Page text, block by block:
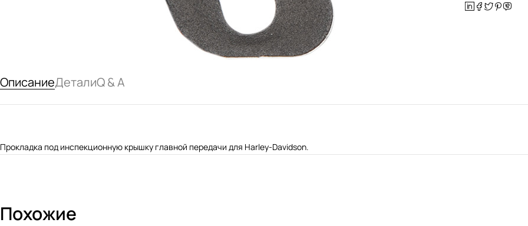
ОписаниеДеталиQ & A
Прокладка под инспекционную крышку главной передачи для Harley-Davidson.
Похожие